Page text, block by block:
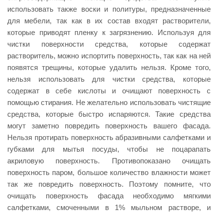
использовать также воски и политуры, предназначенные
для мебели, так как в их состав входят растворители,
которые приводят пленку к загрязнению. Используя для
чистки поверхности средства, которые содержат
растворитель, можно испортить поверхность, так как на ней
появятся трещины, которые удалить нельзя. Кроме того,
нельзя использовать для чистки средства, которые
содержат в себе кислоты и очищают поверхность с
помощью стирания. Не желательно использовать чистящие
средства, которые быстро испаряются. Такие средства
могут заметно повредить поверхность вашего фасада.
Нельзя протирать поверхность абразивными салфетками и
губками для мытья посуды, чтобы не поцарапать
акриловую поверхность. Противопоказано очищать
поверхность паром, большое количество влажности может
так же повредить поверхность. Поэтому помните, что
очищать поверхность фасада необходимо мягкими
салфетками, смоченными в 1% мыльном растворе, и